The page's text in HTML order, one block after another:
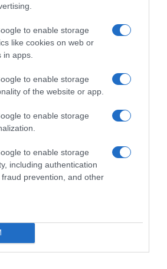
to enable storage
like cookies on web or
apps.
to enable storage
of the website or app.
to enable storage
to enable storage
including authentication
prevention, and other
νέο δίδυμο του
– Η ανακοίνωση
καθημερινή ενημερωτική
τηλεόρασης